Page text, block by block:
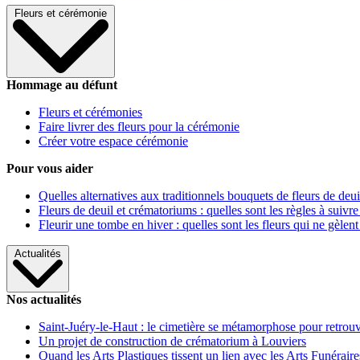
Fleurs et cérémonie
Hommage au défunt
Fleurs et cérémonies
Faire livrer des fleurs pour la cérémonie
Créer votre espace cérémonie
Pour vous aider
Quelles alternatives aux traditionnels bouquets de fleurs de
Fleurs de deuil et crématoriums : quelles sont les règles à
Fleurir une tombe en hiver : quelles sont les fleurs qui ne gèlent
Actualités
Nos actualités
Saint-Juéry-le-Haut : le cimetière se métamorphose pour
Un projet de construction de crématorium à Louviers
Quand les Arts Plastiques tissent un lien avec les Arts